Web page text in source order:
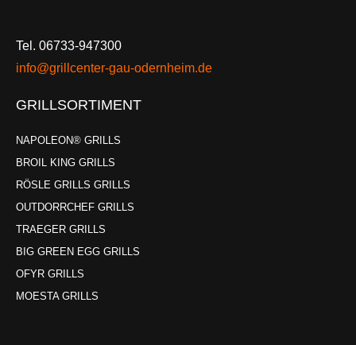
Tel. 06733-947300
info@grillcenter-gau-odernheim.de
GRILLSORTIMENT
NAPOLEON® GRILLS
BROIL KING GRILLS
RÖSLE GRILLS GRILLS
OUTDORRCHEF GRILLS
TRAEGER GRILLS
BIG GREEN EGG GRILLS
OFYR GRILLS
MOESTA GRILLS